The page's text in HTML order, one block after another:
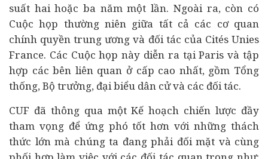
suất hai hoặc ba năm một lần. Ngoài ra, còn có
Cuộc họp thường niên giữa tất cả các cơ quan
chính quyền trung ương và đối tác của Cités Unies
France. Các Cuộc họp này diễn ra tại Paris và tập
hợp các bên liên quan ở cấp cao nhất, gồm Tổng
thống, Bộ trưởng, đại biểu dân cử và các đối tác.
CUF đã thông qua một Kế hoạch chiến lược đầy
tham vọng để ứng phó tốt hơn với những thách
thức lớn mà chúng ta đang phải đối mặt và cùng